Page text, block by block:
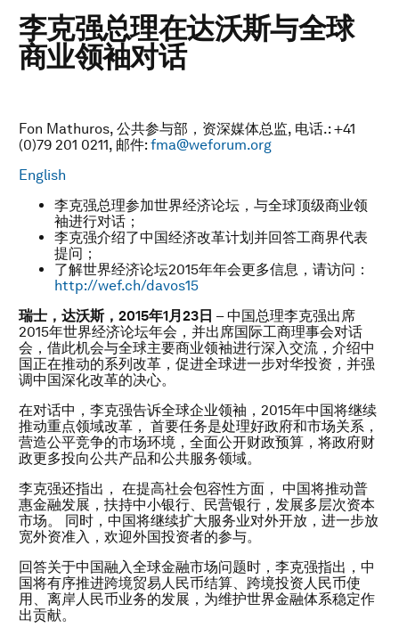
李克强总理在达沃斯与全球
商业领袖对话
Fon Mathuros, 公共参与部，资深媒体总监, 电话.: +41
(0)79 201 0211, 邮件: fma@weforum.org
English
李克强总理参加世界经济论坛，与全球顶级商业领
袖进行对话；
李克强介绍了中国经济改革计划并回答工商界代表
提问；
了解世界经济论坛2015年年会更多信息，请访问：
http://wef.ch/davos15
瑞士，达沃斯， 2015年1月 23日 – 中国总理李克强出席
2015年世界经济论坛年会，并出席国际工商理事会对话
会，借此机会与全球主要商业领袖进行深入交流，介绍中
国正在推动的系列改革，促进全球进一步对华投资，并强
调中国深化改革的决心。
在对话中，李克强告诉全球企业领袖，2015年中国将继续
推动重点领域改革， 首要任务是处理好政府和市场关系，
营造公平竞争的市场环境，全面公开财政预算，将政府财
政更多投向公共产品和公共服务领域。
李克强还指出， 在提高社会包容性方面， 中国将推动普
惠金融发展，扶持中小银行、民营银行，发展多层次资本
市场。 同时，中国将继续扩大服务业对外开放，进一步放
宽外资准入，欢迎外国投资者的参与。
回答关于中国融入全球金融市场问题时，李克强指出，中
国将有序推进跨境贸易人民币结算、跨境投资人民币使
用、离岸人民币业务的发展，为维护世界金融体系稳定作
出贡献。